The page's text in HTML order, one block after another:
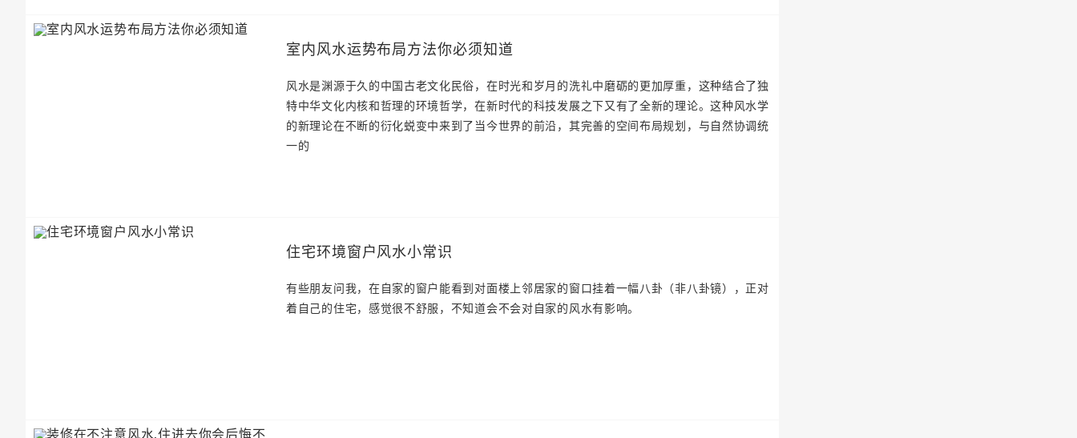
室内风水运势布局方法你必须知道
风水是渊源于久的中国古老文化民俗，在时光和岁月的洗礼中磨砺的更加厚重，这种结合了独
特中华文化内核和哲理的环境哲学，在新时代的科技发展之下又有了全新的理论。这种风水学
的新理论在不断的衍化蜕变中来到了当今世界的前沿，其完善的空间布局规划，与自然协调统
一的
住宅环境窗户风水小常识
有些朋友问我，在自家的窗户能看到对面楼上邻居家的窗口挂着一幅八卦（非八卦镜），正对
着自己的住宅，感觉很不舒服，不知道会不会对自家的风水有影响。